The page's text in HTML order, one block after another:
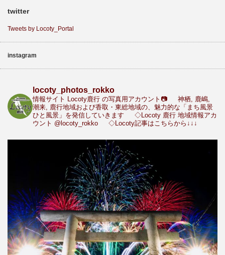
twitter
Tweets by Locoty_Portal
instagram
locoty_photos_rokko
情報サイト Locoty鹿行 の写真用アカウント📷
神栖, 鹿嶋,
潮来, 鹿行地域および香取・東総地域の、魅力的な「まち風景
ひと風景」を発信していきます
◇Locoty 鹿行 地域情報アカ
ウント @locoty_rokko ◇Locoty記事はこちらから↓↓↓